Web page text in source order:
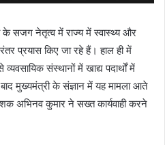
के सजग नेतृत्व में राज्य में स्वास्थ्य और
प्रयास किए जा रहे हैं। हाल ही में
संस्थानों में खाद्य पदार्थों में
मुख्यमंत्री के संज्ञान में यह मामला आते
अभिनव कुमार ने सख्त कार्यवाही करने